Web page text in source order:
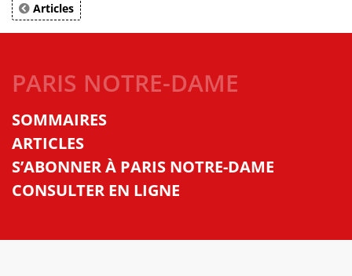
Articles
PARIS NOTRE-DAME
SOMMAIRES
ARTICLES
S’ABONNER À PARIS NOTRE-DAME
CONSULTER EN LIGNE